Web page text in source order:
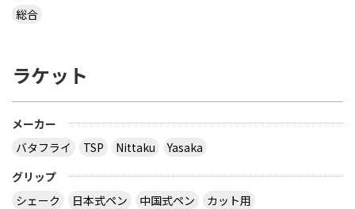
総合
ラケット
メーカー
バタフライ
TSP Nittaku
Yasaka
グリップ
シェーク
日本式ペン 中国式ペン
カット用